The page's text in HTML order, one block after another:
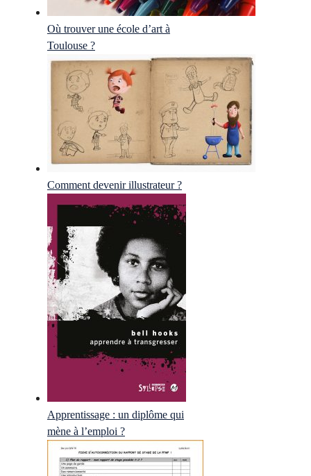
Où trouver une école d’art à
Toulouse ?
Comment devenir illustrateur ?
Apprentissage : un diplôme qui
mène à l’emploi ?